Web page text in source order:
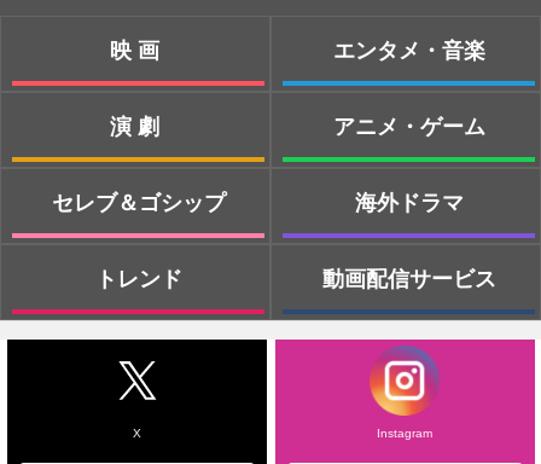
映画
演劇
セレブ＆ゴシップ
トレンド
エンタメ・音楽
アニメ・ゲーム
海外ドラマ
動画配信サービス
X Instagram